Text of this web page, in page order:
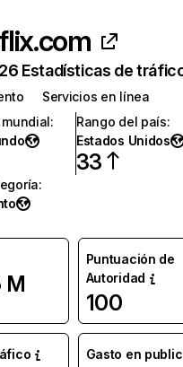
Estadísticas de
Servicios en línea
:
Rango del país:
Estados Unidos
33
:
M
Puntuación de
Autoridad
100
Gasto en